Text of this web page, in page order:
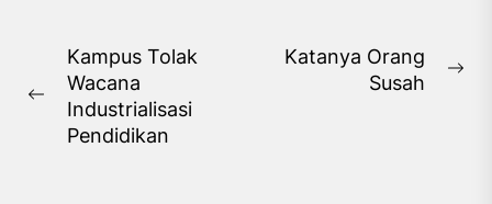
Navigasi
pos
Previous
post:
Kampus Tolak
Wacana
Industrialisasi
Pendidikan
Katanya Orang
Susah